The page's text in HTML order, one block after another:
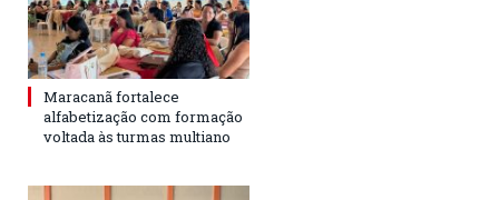
Maracanã fortalece
alfabetização com formação
voltada às turmas multiano